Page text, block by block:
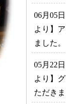
06月05
より】
ました。
05月22
より】
ただきま